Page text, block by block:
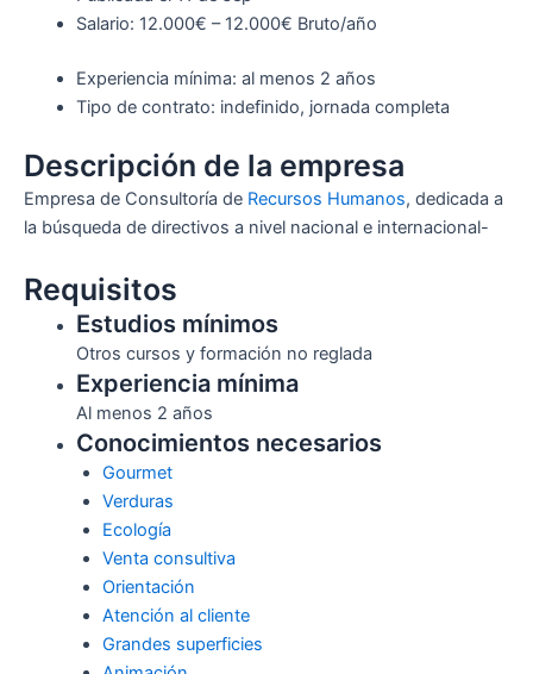
Salario: 12.000€ – 12.000€ Bruto/año
Experiencia mínima: al menos 2 años
Tipo de contrato: indefinido, jornada completa
Descripción de la empresa
Empresa de Consultoría de Recursos Humanos, dedicada a
la búsqueda de directivos a nivel nacional e internacional-
Requisitos
Estudios mínimos
Otros cursos y formación no reglada
Experiencia mínima
Al menos 2 años
Conocimientos necesarios
Gourmet
Verduras
Ecología
Venta consultiva
Orientación
Atención al cliente
Grandes superficies